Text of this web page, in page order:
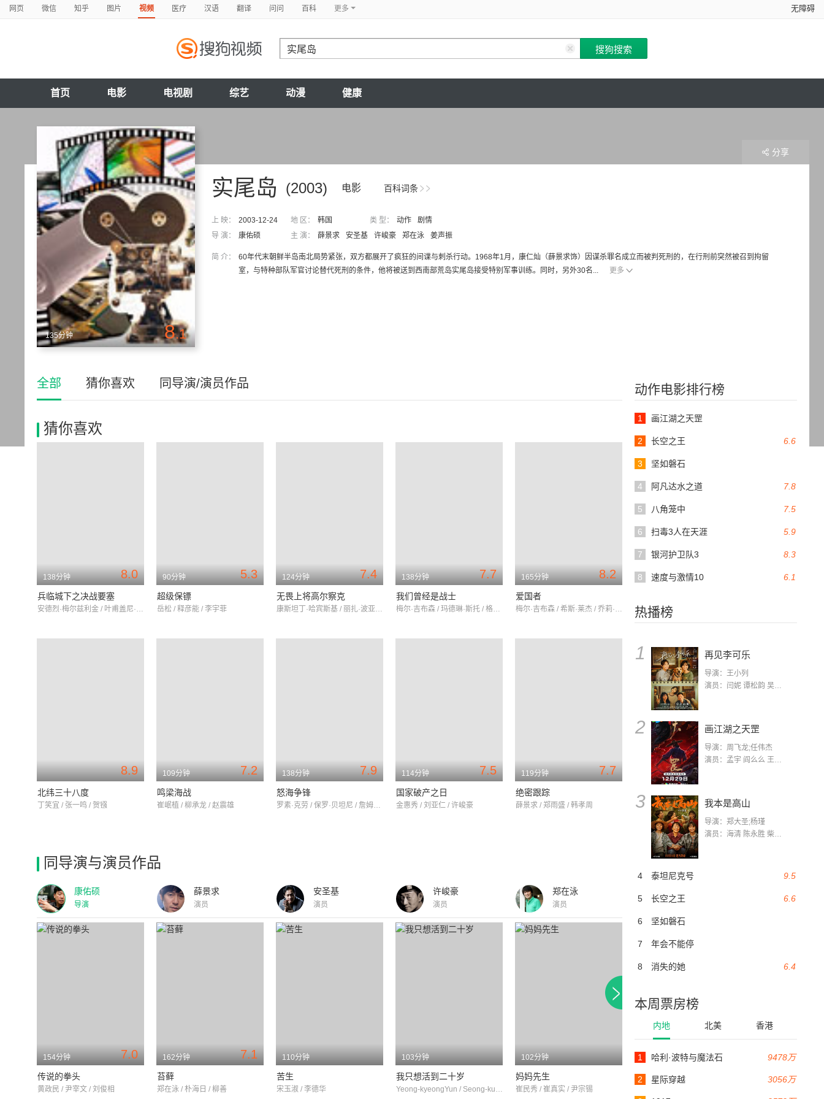
网页 微信 知乎 图片 视频 医疗 汉语 翻译 问问 百科 更多 无障碍
首页 电影 电视剧 综艺 动漫 健康
135分钟 8.1
百科词条
(2003) 电影
实尾岛
上 映： 2003-12-24 地 区： 韩国 类 型： 动作
剧情
导 演：
康佑硕 主 演： 薛景求 安圣基 许峻豪 郑在泳 姜声振
简 介：
60年代末朝鲜半岛南北局势紧张，双方都展开了疯狂的间谍与刺杀行动。1968年1月，康仁灿（薛景求饰）因谋杀罪名成立而被判死刑的，在行刑前突然被召到拘留
室，与特种部队军官讨论替代死刑的条件，他将被送到西南部荒岛实尾岛接受特别军事训练。同时，另外30名...
更多
分享
动作电影排行榜
1 画江湖之天罡
6.6
2 长空之王
3 坚如磐石
7.8
4 阿凡达水之道
7.5
5 八角笼中
5.9
6 扫毒3人在天涯
8.3
7 银河护卫队3
6.1
8 速度与激情10
热播榜
1 再见李可乐
导演：王小列
演员：闫妮 谭松韵 吴京 蒋龙 赵小棠 冯雷 李虎城 平安 小七 小可乐
2 画江湖之天罡
导演：周飞龙;任伟杰
演员：孟宇 阎么么 王凯 郭政建 阎萌萌 杨默 高枫 齐斯伽 刘芊含 马程
3 我本是高山
导演：郑大圣;杨瑾
演员：海清 陈永胜 柴烨 王玥婷 万国鹏 美朵达瓦 赵瑞婷 罗解艳 郭莉娜 潘家艳
9.5
4 泰坦尼克号
6.6
5 长空之王
6 坚如磐石
7 年会不能停
6.4
8 消失的她
本周票房榜
内地 北美 香港
9478万
1 哈利·波特与魔法石
3056万
2 星际穿越
全部 猜你喜欢 同导演/演员作品
猜你喜欢
8.0
138分钟
兵临城下之决战要塞
安德烈·梅尔兹利金 / 叶甫盖尼·齐加诺夫 / 帕维尔·杰列维扬科
5.3
90分钟
超级保镖
岳松 / 释彦能 / 李宇菲
7.4
124分钟
无畏上将高尔察克
康斯坦丁·哈宾斯基 / 丽扎·波亚尔斯卡娅 / 谢尔盖·别兹鲁科夫
7.7
138分钟
我们曾经是战士
梅尔·吉布森 / 玛德琳·斯托 / 格雷戈·金尼尔
8.2
165分钟
爱国者
梅尔·吉布森 / 希斯·莱杰 / 乔莉·理查德森
8.9
北纬三十八度
丁笑宜 / 张一鸣 / 贺镪
7.2
109分钟
鸣梁海战
崔岷植 / 柳承龙 / 赵震雄
7.9
138分钟
怒海争锋
罗素·克劳 / 保罗·贝坦尼 / 詹姆斯·达西
7.5
114分钟
国家破产之日
金惠秀 / 刘亚仁 / 许峻豪
7.7
119分钟
绝密跟踪
薛景求 / 郑雨盛 / 韩孝周
同导演与演员作品
康佑硕
导演
薛景求
演员
安圣基
演员
许峻豪
演员
郑在泳
演员
7.0
154分钟
传说的拳头
黄政民 / 尹宰文 / 刘俊相
7.1
162分钟
苔藓
郑在泳 / 朴海日 / 柳善
110分钟
苦生
宋玉淑 / 李德华
103分钟
我只想活到二十岁
Yeong-kyeongYun / Seong-kunMun / Jin-yeongChoi
102分钟
妈妈先生
崔民秀 / 崔真实 / 尹宗锡
6.3
129分钟
古山子:大东舆地图
148分钟
人民公敌2